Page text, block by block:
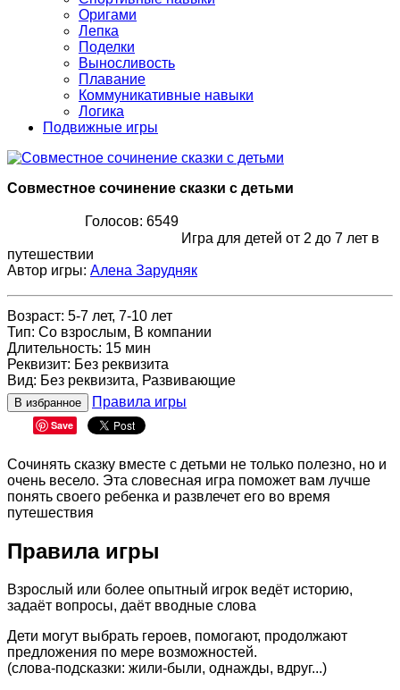
Оригами
Лепка
Поделки
Выносливость
Плавание
Коммуникативные навыки
Логика
Подвижные игры
Совместное сочинение сказки с детьми
Голосов: 6549
Игра для детей от 2 до 7 лет в
путешествии
Автор игры: Алена Зарудняк
Возраст: 5-7 лет, 7-10 лет
Тип: Со взрослым, В компании
Длительность: 15 мин
Реквизит: Без реквизита
Вид: Без реквизита, Развивающие
В избранное Правила игры
Save
Сочинять сказку вместе с детьми не только полезно, но и
очень весело. Эта словесная игра поможет вам лучше
понять своего ребенка и развлечет его во время
путешествия
Правила игры
Взрослый или более опытный игрок ведёт историю,
задаёт вопросы, даёт вводные слова
Дети могут выбрать героев, помогают, продолжают
предложения по мере возможностей.
(слова-подсказки: жили-были, однажды, вдруг...)